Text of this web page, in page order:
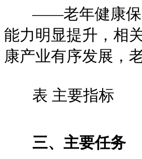
——老年健康保障
能力明显提升，相
康产业有序发展，
表 主要指标
三、主要任务